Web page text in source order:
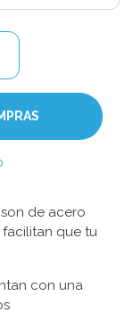
de acero
que tu
con una